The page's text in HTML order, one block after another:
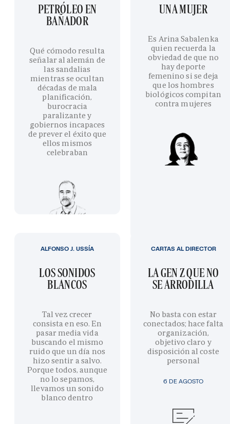
PETRÓLEO EN
BAÑADOR
Qué cómodo resulta
señalar al alemán de
las sandalias
mientras se ocultan
décadas de mala
planificación,
burocracia
paralizante y
gobiernos incapaces
de prever el éxito que
ellos mismos
celebraban
UNA MUJER
Es Arina Sabalenka
quien recuerda la
obviedad de que no
hay deporte
femenino si se deja
que los hombres
biológicos compitan
contra mujeres
LOS SONIDOS
BLANCOS
Tal vez crecer
consista en eso. En
pasar media vida
buscando el mismo
ruido que un día nos
hizo sentir a salvo.
Porque todos, aunque
no lo sepamos,
llevamos un sonido
blanco dentro
ALFONSO J. USSÍA
6 DE AGOSTO
LA GEN Z QUE NO
SE ARRODILLA
No basta con estar
conectados; hace falta
organización,
objetivo claro y
disposición al coste
personal
CARTAS AL DIRECTOR